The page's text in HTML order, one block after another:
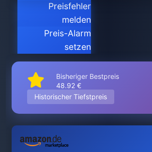
Preisfehler
melden
Preis-Alarm
setzen
Bisheriger Bestpreis
48.92 €
Historischer Tiefstpreis